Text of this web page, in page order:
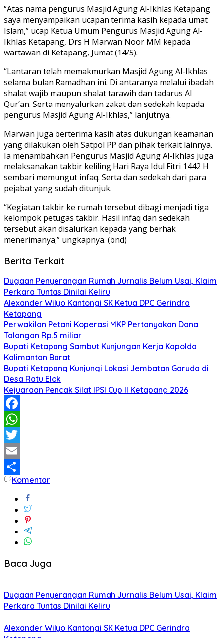
“Atas nama pengurus Masjid Agung Al-Ikhlas Ketapang
saya menyampaikan ucapan terima kasih kepada umat
Islam,” ucap Ketua Umum Pengurus Masjid Agung Al-
Ikhlas Ketapang, Drs H Marwan Noor MM kepada
wartawan di Ketapang, Jumat (14/5).
“Lantaran telah memakmurkan Masjid Agung Al-Ikhlas
selama bulan Ramadhan ini. Di antaranya melalui ibadah
shalat wajib maupun shalat tarawih dan tadarus Al
Qur’an. Serta menyalurkan zakat dan sedekah kepada
pengurus Masjid Agung Al-Ikhlas,” lanjutnya.
Marwan juga berterima kasih atas dukungan keamanan
yang dilakukan oleh Satpol PP dan pihak terkait lainnya.
Ia menambahkan Pengurus Masjid Agung Al-Ikhlas juga
melaksanakan takbir keliling Hari Raya Idul Fitri 1442 H
sembari memungut infaq. Serta dan sedekah dari para
pejabat yang sudah ditunjuk.
“Kegiatan takbir ke rumah tersebut dibagi menjadi tiga
kelompok petugas takbir. Hasil infaq dan sedekah
tersebut akan disalurkan kepada yang berhak
menerimanya,” ungkapnya. (bnd)
Berita Terkait
Dugaan Penyerangan Rumah Jurnalis Belum Usai, Klaim
Perkara Tuntas Dinilai Keliru
Alexander Wilyo Kantongi SK Ketua DPC Gerindra
Ketapang
Perwakilan Petani Koperasi MKP Pertanyakan Dana
Talangan Rp.5 miliar
Bupati Ketapang Sambut Kunjungan Kerja Kapolda
Kalimantan Barat
Bupati Ketapang Kunjungi Lokasi Jembatan Garuda di
Desa Ratu Elok
Kejuaraan Pencak Silat IPSI Cup II Ketapang 2026
Facebook
WhatsApp
Twitter
Email
Share
Komentar
Baca Juga
Dugaan Penyerangan Rumah Jurnalis Belum Usai, Klaim
Perkara Tuntas Dinilai Keliru
Alexander Wilyo Kantongi SK Ketua DPC Gerindra